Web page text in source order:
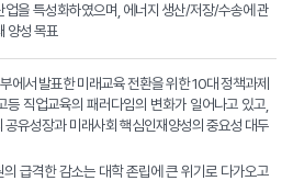
업을 특성화하였으며, 에너지 생산/저장/수송에 관
양성 목표
에서 발표한 미래교육 전환을 위한 10대 정책과제
등 직업교육의 패러다임의 변화가 일어나고 있고,
공유성장과 미래사회 핵심인재양성의 중요성 대두
의 급격한 감소는 대학 존립에 큰 위기로 다가오고